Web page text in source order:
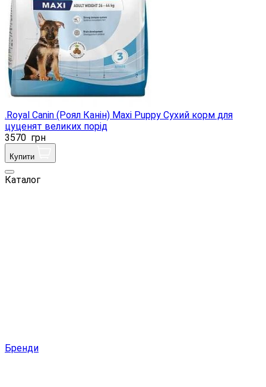
.Royal Canin (Роял Канін) Maxi Puppy Сухий корм для
цуценят великих порід
3570 грн
Купити
Каталог
Бренди